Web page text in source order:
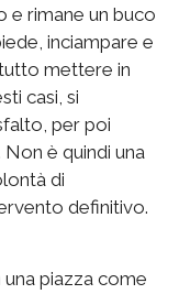
e rimane un buco
inciampare e
mettere in
casi, si
per poi
è quindi una
di
definitivo.
piazza come